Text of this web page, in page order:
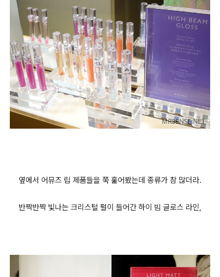
옆에서 어뮤즈 립 제품들을 쭉 훑어봤는데 종류가 참 많더라.
반짝반짝 빛나는 크리스털 펄이 들어간 하이 빔 글로스 라인,